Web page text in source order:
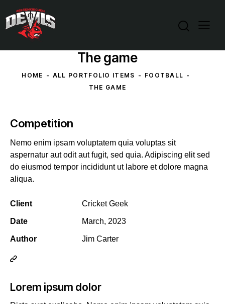
The game
HOME ALL PORTFOLIO ITEMS
FOOTBALL
THE GAME
Competition
Nemo enim ipsam voluptatem quia voluptas sit
aspernatur aut odit aut fugit, sed quia. Adipiscing elit sed
do eiusmod tempor incididunt ut labore et dolore magna
aliqua.
Client Cricket Geek
Date March, 2023
Author Jim Carter
Lorem ipsum dolor